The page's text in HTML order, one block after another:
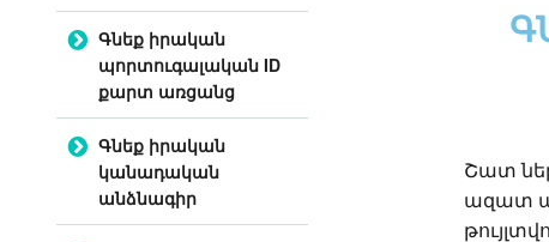
Շատ
ազատ
Գնեք իրական
պորտուգալական ID
քարտ առցանց
Գնեք իրական
կանադական
անձնագիր